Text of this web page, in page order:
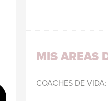
MIS AREAS
COACHES DE VIDA